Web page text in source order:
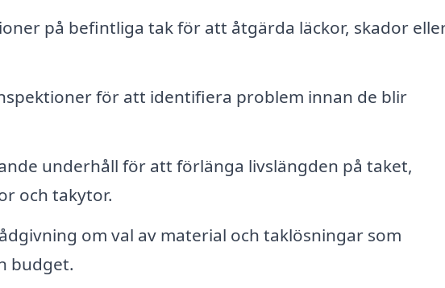
på befintliga tak för att åtgärda läckor, skador
för att identifiera problem innan de blir
underhåll för att förlänga livslängden på taket,
och takytor.
om val av material och taklösningar som
budget.